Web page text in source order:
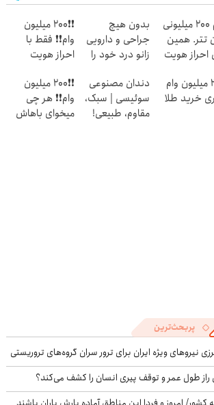
وام 200 میلیونی
تتر. همین
احراز هویت
بدون هیچ
جراحی و دارویی
زانو درد خود را
پرسش نامه ▶
❗❗200 میلیون
وام❗❗ فقط با
احراز هویت
200 میلیون وام
خرید طلا
دندان مصنوعی
سوئیسی | سبک،
مقاوم، طبیعی!
❗❗200 میلیون
وام❗❗ هر چی
میخوای باهاش
پربحث‌ترین
نیروهای ویژه ایران برای ترور سران گروه‌های تروریستی